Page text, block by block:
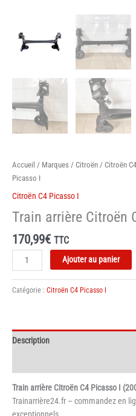
Accueil / Marques / Citroën / Citroën
Picasso I
Citroën C4 Picasso I
Train arrière Citroën
170,99€ TTC
quantité
de
Train
arrière
Picasso
Ajouter au panier
Catégorie : Citroën C4 Picasso I
Description
Train arrière Citroën C4 Picasso I
Trainarrière24.fr – commandez en